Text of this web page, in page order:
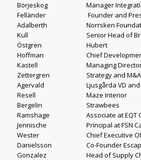
Börjeskog
Manager
Felländer
Founder and
Adalberth
Norrsken
Kull
Senior Head of
Östgren
Hubert
Hoffman
Chief
Kastell
Managing
Zettergren
Strategy and
Agervald
Ljusgårda VD
Resell
Maze Interior
Bergelin
Strawbees
Ramshage
Associate at EQT
Jennische
Principal at FSN
Wester
Chief Executive
Danielsson
Co-Founder
Gonzalez
Head of Supply